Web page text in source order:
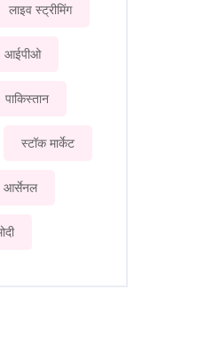
लाइव स्ट्रीमिंग
आईपीओ
पाकिस्तान
स्टॉक मार्केट
आर्सेनल